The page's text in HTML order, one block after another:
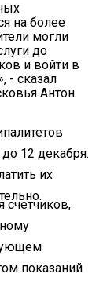
на более
могли
до
и войти в
- сказал
Антон
12 декабря.
их
счетчиков,
показаний